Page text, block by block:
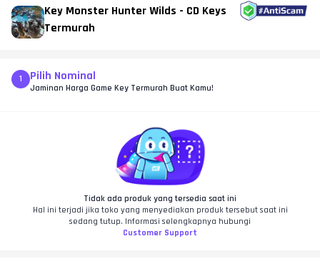
Key Monster Hunter Wilds - CD Keys
Termurah
1 Pilih Nominal
Jaminan Harga Game Key Termurah Buat Kamu!
Tidak ada produk yang tersedia saat ini
Hal ini terjadi jika toko yang menyediakan produk tersebut saat ini
sedang tutup. Informasi selengkapnya hubungi
Customer Support